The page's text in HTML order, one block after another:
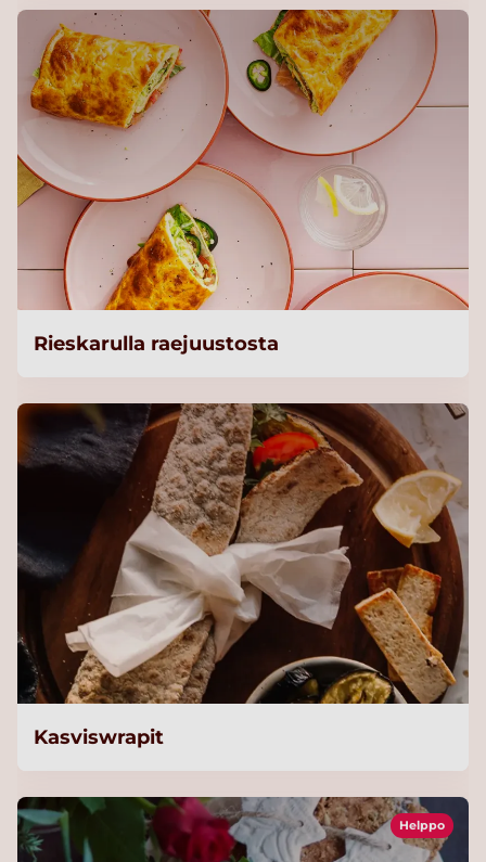
Rieskarulla raejuustosta
Kasviswrapit
Helppo